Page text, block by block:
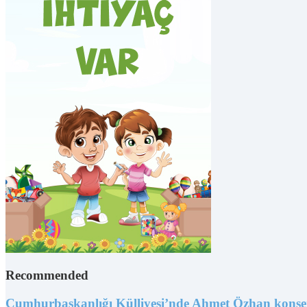
Recommended
Cumhurbaşkanlığı Külliyesi’nde Ahmet Özhan